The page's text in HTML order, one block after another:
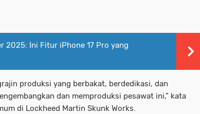
2025: Ini Fitur iPhone 17 Pro yang
produksi yang berbakat, berdedikasi, dan
dan memproduksi pesawat ini," kata
di Lockheed Martin Skunk Works.